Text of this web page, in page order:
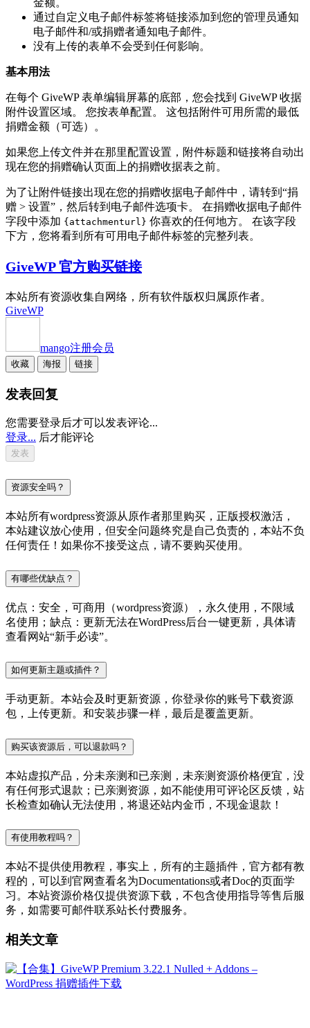
通过自定义电子邮件标签将链接添加到您的管理员通知
电子邮件和/或捐赠者通知电子邮件。
没有上传的表单不会受到任何影响。
基本用法
在每个 GiveWP 表单编辑屏幕的底部，您会找到 GiveWP 收据
附件设置区域。 您按表单配置。 这包括附件可用所需的最低
捐赠金额（可选）。
如果您上传文件并在那里配置设置，附件标题和链接将自动出
现在您的捐赠确认页面上的捐赠收据表之前。
为了让附件链接出现在您的捐赠收据电子邮件中，请转到“捐
赠 > 设置”，然后转到电子邮件选项卡。 在捐赠收据电子邮件
字段中添加 {attachmenturl} 你喜欢的任何地方。 在该字段
下方，您将看到所有可用电子邮件标签的完整列表。
GiveWP 官方购买链接
本站所有资源收集自网络，所有软件版权归属原作者。
GiveWP
mango注册会员
收藏 海报 链接
发表回复
您需要登录后才可以发表评论...
登录... 后才能评论
资源安全吗？
本站所有wordpress资源从原作者那里购买，正版授权激活，
本站建议放心使用，但安全问题终究是自己负责的，本站不负
任何责任！如果你不接受这点，请不要购买使用。
有哪些优缺点？
优点：安全，可商用（wordpress资源），永久使用，不限域
名使用；缺点：更新无法在WordPress后台一键更新，具体请
查看网站“新手必读”。
如何更新主题或插件？
手动更新。本站会及时更新资源，你登录你的账号下载资源
包，上传更新。和安装步骤一样，最后是覆盖更新。
购买该资源后，可以退款吗？
本站虚拟产品，分未亲测和已亲测，未亲测资源价格便宜，没
有任何形式退款；已亲测资源，如不能使用可评论区反馈，站
长检查如确认无法使用，将退还站内金币，不现金退款！
有使用教程吗？
本站不提供使用教程，事实上，所有的主题插件，官方都有教
程的，可以到官网查看名为Documentations或者Doc的页面学
习。本站资源价格仅提供资源下载，不包含使用指导等售后服
务，如需要可邮件联系站长付费服务。
相关文章